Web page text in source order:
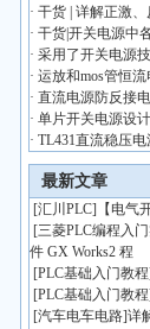
· 干货 | 详解正激
· 干货|开关电源中
· 采用了开关电源
· 运放和mos管恒
· 直流电源防反接
· 单片开关电源设
· TL431直流稳压
最新文章
[汇川PLC] 【电气
[三菱PLC编程入
件 GX Works2 程
[PLC基础入门教程
[PLC基础入门教程
[汽车电车电路]详